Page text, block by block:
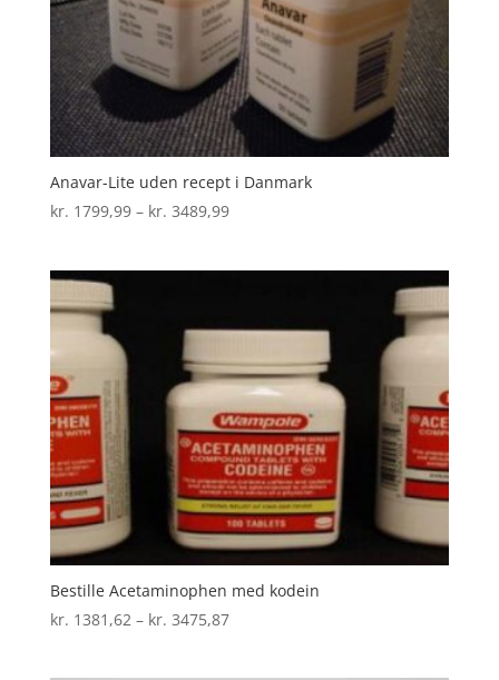
Anavar-Lite uden recept i Danmark
kr. 1799,99 – kr. 3489,99Prisinterval:
Bestille Acetaminophen med kodein
kr. 1381,62 – kr. 3475,87Prisinterval: